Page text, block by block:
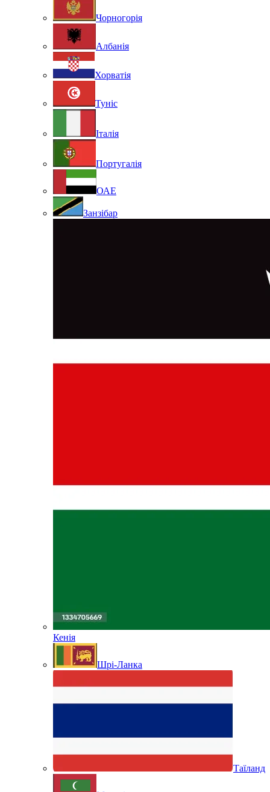
Чорногорія
Албанія
Хорватія
Туніс
Італія
Португалія
ОАЕ
Занзібар
Кенія
Шрі-Ланка
Таїланд